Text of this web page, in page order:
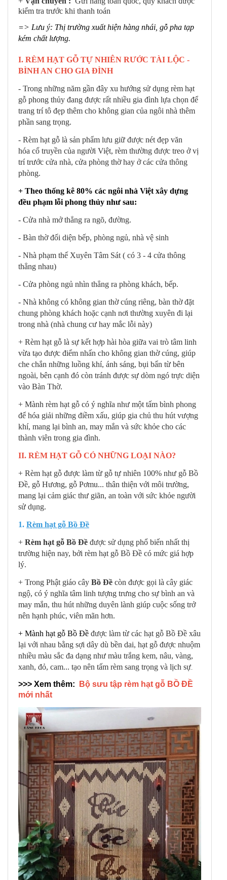
kiểm tra trước khi thanh toán
=> Lưu ý: Thị trường xuất hiện hàng nhái, gỗ pha tạp
kém chất lượng.
I. RÈM HẠT GỖ TỰ NHIÊN RƯỚC TÀI LỘC -
BÌNH AN CHO GIA ĐÌNH
- Trong những năm gần đây xu hướng sử dụng rèm hạt
gỗ phong thủy đang được rất nhiều gia đình lựa chọn để
trang trí tô đẹp thêm cho không gian của ngôi nhà thêm
phần sang trọng.
- Rèm hạt gỗ là sản phẩm lưu giữ được nét đẹp văn
hóa cổ truyền của người Việt, rèm thường được treo ở vị
trí trước cửa nhà, cửa phòng thờ hay ở các cửa thông
phòng.
+ Theo thống kê 80% các ngôi nhà Việt xây dựng
đều phạm lỗi phong thủy như sau:
- Cửa nhà mở thẳng ra ngõ, đường.
- Bàn thờ đối diện bếp, phòng ngủ, nhà vệ sinh
- Nhà phạm thế Xuyên Tâm Sát ( có 3 - 4 cửa thông
thẳng nhau)
- Cửa phòng ngủ nhìn thẳng ra phòng khách, bếp.
- Nhà không có không gian thờ cúng riêng, bàn thờ đặt
chung phòng khách hoặc cạnh nơi thường xuyên đi lại
trong nhà (nhà chung cư hay mắc lỗi này)
+ Rèm hạt gỗ là sự kết hợp hài hòa giữa vai trò tâm linh
vừa tạo được điểm nhấn cho không gian thờ cúng, giúp
che chắn những luồng khí, ánh sáng, bụi bẩn từ bên
ngoài, bên cạnh đó còn tránh được sự dòm ngó trực diện
vào Bàn Thờ.
+ Mành rèm hạt gỗ có ý nghĩa như một tấm bình phong
để hóa giải những điềm xấu, giúp gia chủ thu hút vượng
khí, mang lại bình an, may mắn và sức khỏe cho các
thành viên trong gia đình.
II. RÈM HẠT GỖ CÓ NHỮNG LOẠI NÀO?
+ Rèm hạt gỗ được làm từ gỗ tự nhiên 100% như gỗ Bồ
Đề, gỗ Hương, gỗ Pơmu... thân thiện với môi trường,
mang lại cảm giác thư giãn, an toàn với sức khỏe người
sử dụng.
1. Rèm hạt gỗ Bồ Đề
+ Rèm hạt gỗ Bồ Đề được sử dụng phổ biến nhất thị
trường hiện nay, bởi rèm hạt gỗ Bồ Đề có mức giá hợp
lý.
+ Trong Phật giáo cây Bồ Đề còn được gọi là cây giác
ngộ, có ý nghĩa tâm linh tượng trưng cho sự bình an và
may mắn, thu hút những duyên lành giúp cuộc sống trở
nên hạnh phúc, viên mãn hơn.
+ Mành hạt gỗ Bồ Đề được làm từ các hạt gỗ Bồ Đề xâu
lại với nhau bằng sợi dây dù bền dai, hạt gỗ được nhuộm
nhiều màu sắc đa dạng như màu trắng kem, nâu, vàng,
xanh, đỏ, cam... tạo nên tấm rèm sang trọng và lịch sự.
>>> Xem thêm:
Bộ sưu tập rèm hạt gỗ BỒ ĐỀ
mới nhất